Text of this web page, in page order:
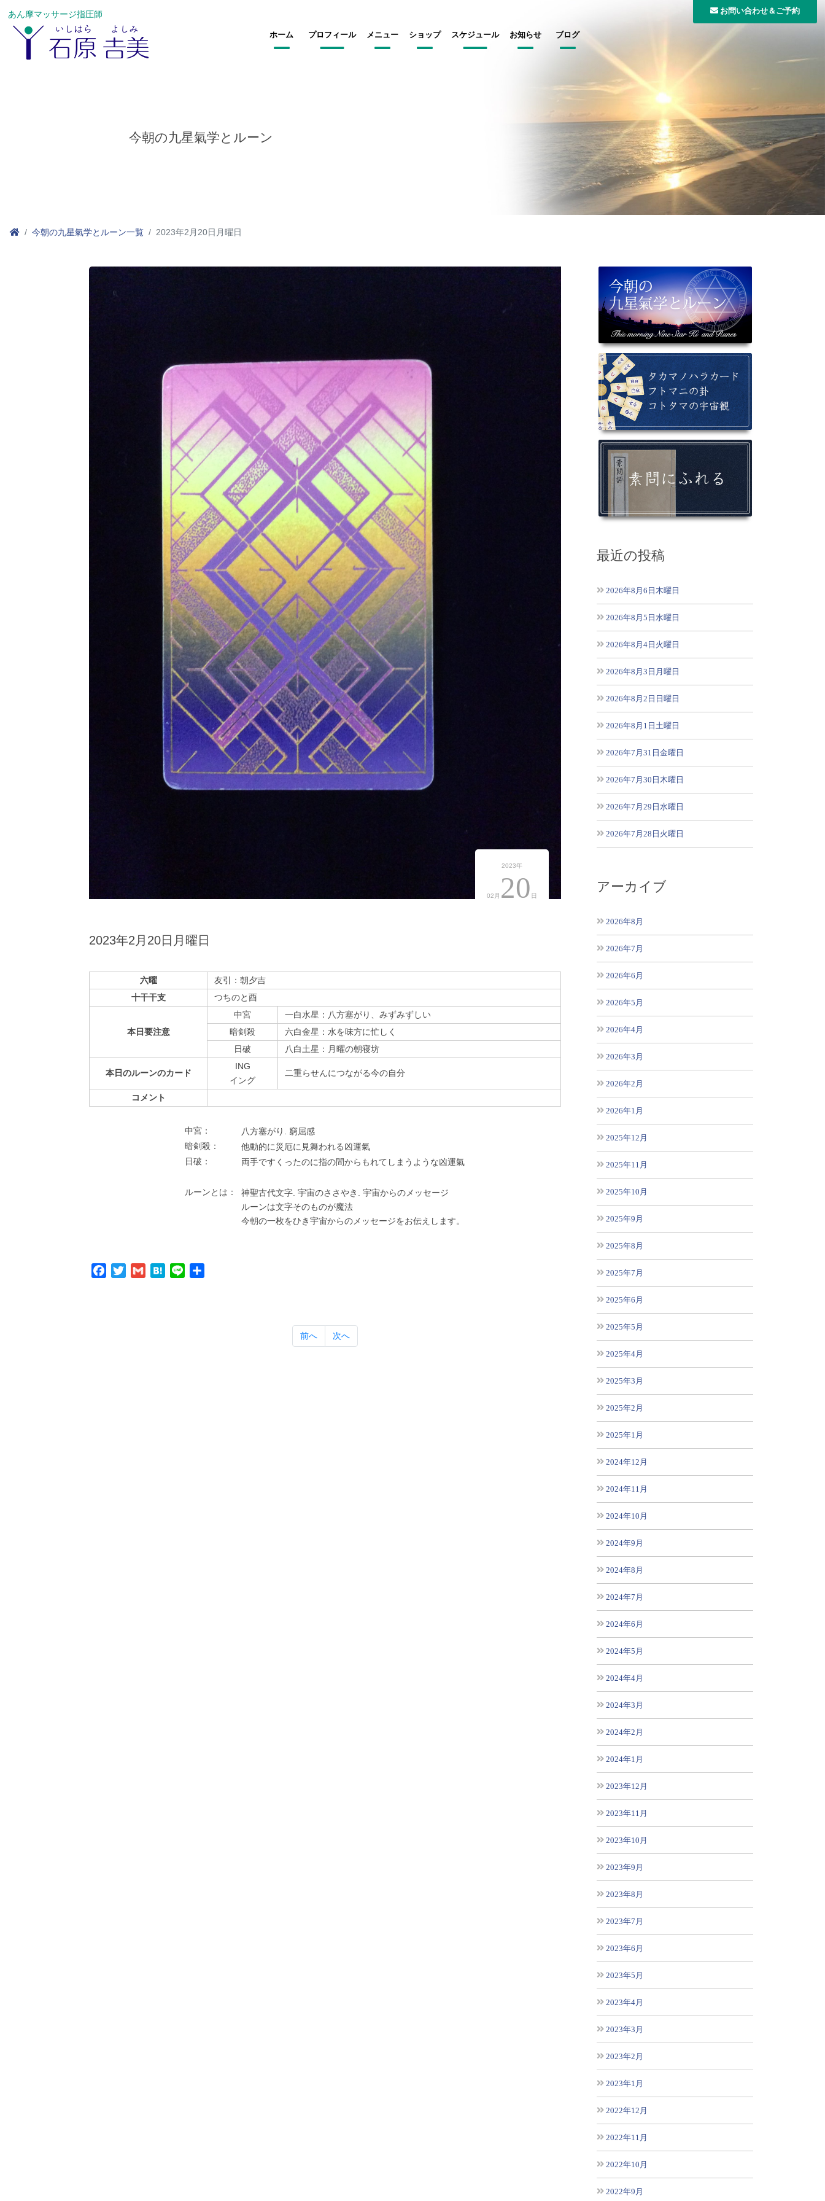
あん摩マッサージ指圧師 お問い合わせ＆ご予約
ホーム プロフィール メニュー ショップ スケジュール お知らせ ブログ
今朝の九星氣学とルーン
今朝の九星氣学とルーン一覧 2023年2月20日月曜日
2023年
02月 20 日
2023年2月20日月曜日
六曜
友引：朝夕吉
十干干支
つちのと酉
本日要注意
中宮
一白水星：八方塞がり、みずみずしい
暗剣殺
六白金星：水を味方に忙しく
⽇破
八白土星：月曜の朝寝坊
本日のルーンのカード
ING
イング
二重らせんにつながる今の自分
コメント
中宮：
⼋⽅塞がり. 窮屈感
暗剣殺：
他動的に災厄に⾒舞われる凶運氣
⽇破：
両⼿ですくったのに指の間からもれてしまうような凶運氣
ルーンとは：
神聖古代⽂字. 宇宙のささやき. 宇宙からのメッセージ
ルーンは⽂字そのものが魔法
今朝の⼀枚をひき宇宙からのメッセージをお伝えします。
Facebook
TwitterGmail Hatena
Line
前へ 次へ
最近の投稿
2026年8月6日木曜日
2026年8月5日水曜日
2026年8月4日火曜日
2026年8月3日月曜日
2026年8月2日日曜日
2026年8月1日土曜日
2026年7月31日金曜日
2026年7月30日木曜日
2026年7月29日水曜日
2026年7月28日火曜日
アーカイブ
2026年8月
2026年7月
2026年6月
2026年5月
2026年4月
2026年3月
2026年2月
2026年1月
2025年12月
2025年11月
2025年10月
2025年9月
2025年8月
2025年7月
2025年6月
2025年5月
2025年4月
2025年3月
2025年2月
2025年1月
2024年12月
2024年11月
2024年10月
2024年9月
2024年8月
2024年7月
2024年6月
2024年5月
2024年4月
2024年3月
2024年2月
2024年1月
2023年12月
2023年11月
2023年10月
2023年9月
2023年8月
2023年7月
2023年6月
2023年5月
2023年4月
2023年3月
2023年2月
2023年1月
2022年12月
2022年11月
2022年10月
2022年9月